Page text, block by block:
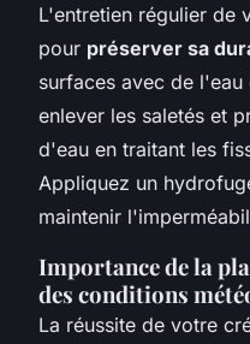
L'entretien régulier de
pour préserver sa
surfaces avec de
enlever les saletés et
d'eau en traitant les
Appliquez un
maintenir
Importance de la
des conditions
La réussite de votre